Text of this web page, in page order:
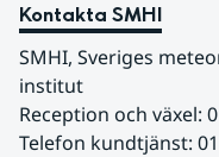
Kontakta SMHI
SMHI, Sveriges
institut
Reception och växel:
Telefon kundtjänst: